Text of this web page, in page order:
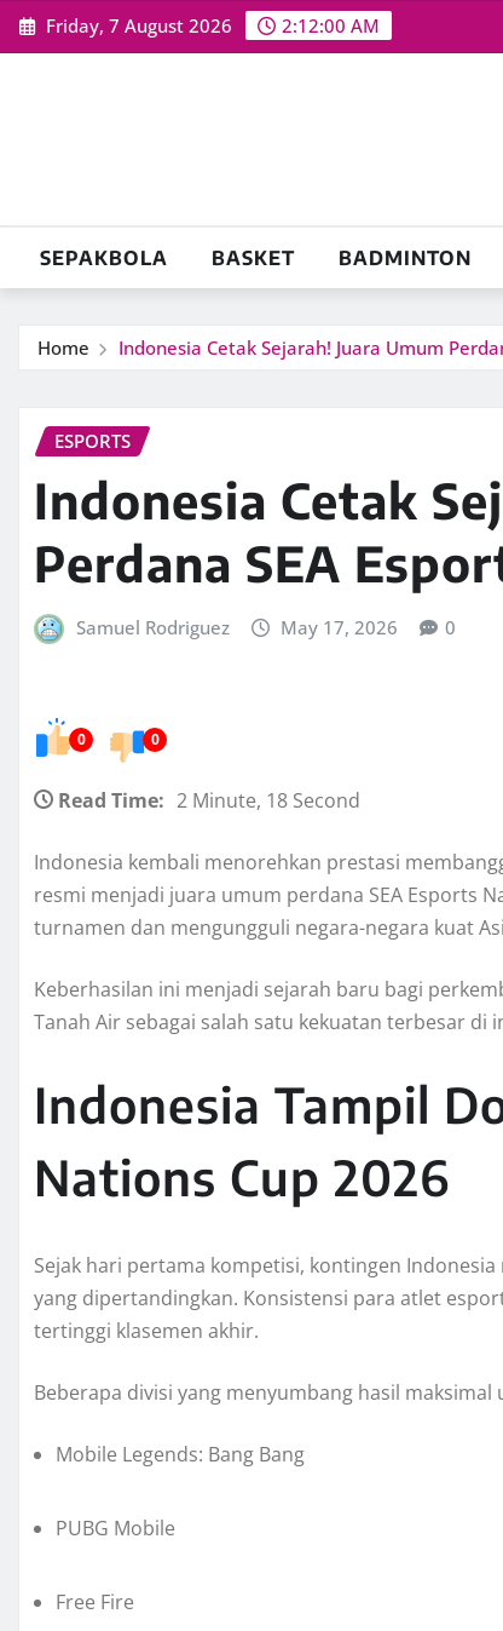
Skip
to
Friday, 7 August 2026 2:12:01 AM
SEPAKBOLA BASKET BADMINTON
Home Indonesia Cetak Sejarah! Juara Umum
ESPORTS
Indonesia Cetak
Perdana SEA
Samuel Rodriguez May 17, 2026 0
0 0
Read Time: 2 Minute, 18 Second
Indonesia kembali menorehkan prestasi
resmi menjadi juara umum perdana SEA Esports
turnamen dan mengungguli negara-negara kuat
Keberhasilan ini menjadi sejarah baru bagi
Tanah Air sebagai salah satu kekuatan terbesar di
Indonesia Tampil
Nations Cup 2026
Sejak hari pertama kompetisi, kontingen
yang dipertandingkan. Konsistensi para atlet
tertinggi klasemen akhir.
Beberapa divisi yang menyumbang hasil
Mobile Legends: Bang Bang
PUBG Mobile
Free Fire